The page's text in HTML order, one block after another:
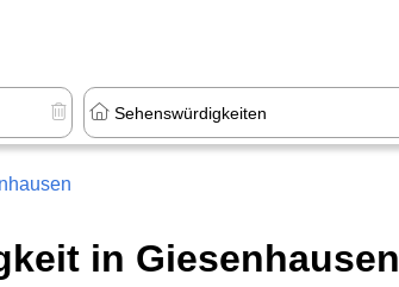
in Giesenhausen